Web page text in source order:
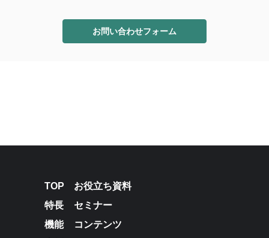
お問い合わせフォーム
TOP
特長
機能
お役立ち資料
セミナー
コンテンツ